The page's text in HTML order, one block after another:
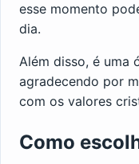
esse momento
dia.
Além disso, é uma
agradecendo por
com os valores
Como